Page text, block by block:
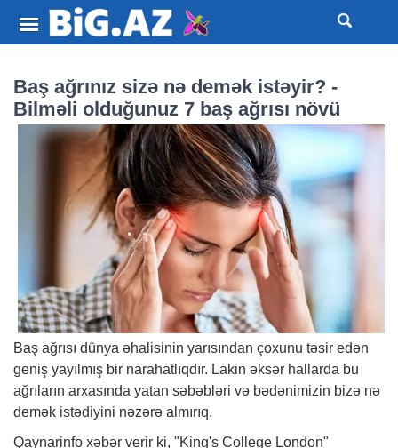
Baş ağrınız sizə nə demək istəyir? -
Bilməli olduğunuz 7 baş ağrısı növü
Baş ağrısı dünya əhalisinin yarısından çoxunu təsir edən
geniş yayılmış bir narahatlıqdır. Lakin əksər hallarda bu
ağrıların arxasında yatan səbəbləri və bədənimizin bizə nə
demək istədiyini nəzərə almırıq.
Qaynarinfo xəbər verir ki, "King's College London"